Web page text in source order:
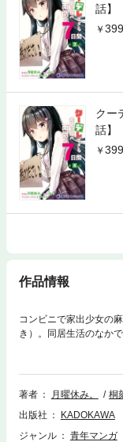
話】
399
クー
話】
399
作品情報
コンビニで家出少女の
き）。同居生活のなか
学校を卒業したら籍を
ですごす初めてのクリ
お互いにめいいっぱい
した。クリスマスディ
第36話！
著者 月曜休み。 桐
出版社
KADOKAWA
ジャンル
青年マンガ